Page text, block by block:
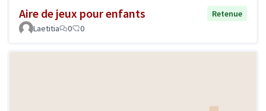
Aire de jeux pour enfants
Retenue
Laetitia
0 0